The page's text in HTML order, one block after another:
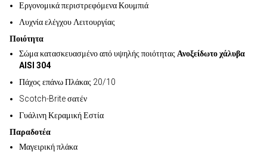
Εργονομικά περιστρεφόμενα Κουμπιά
Λυχνία ελέγχου Λειτουργίας
Ποιότητα
Σώμα κατασκευασμένο από υψηλής ποιότητας Ανοξείδωτο χάλυβα
AISI 304
Πάχος επάνω Πλάκας 20/10
Scotch-Brite σατέν
Γυάλινη Κεραμική Εστία
Παραδοτέα
Μαγειρική πλάκα